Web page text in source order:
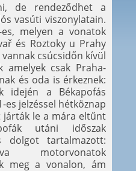
de rendeződhet a
vasúti viszonylatain.
melyen a vonatok
és Roztoky u Prahy
csúcsidőn kívül
amelyek csak Praha-
és oda is érkeznek:
idején a Békapofás
es jelzéssel hétköznap
járták le a mára eltűnt
utáni időszak
dolgot tartalmazott:
motorvonatok
meg a vonalon, ám